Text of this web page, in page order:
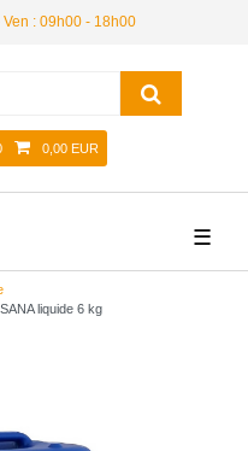
: 09h00 - 18h00
0,00 EUR
☰
liquide 6 kg